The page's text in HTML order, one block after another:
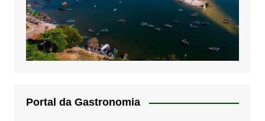
Portal da Gastronomia